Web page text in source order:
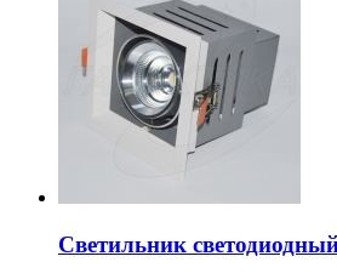
Светильник